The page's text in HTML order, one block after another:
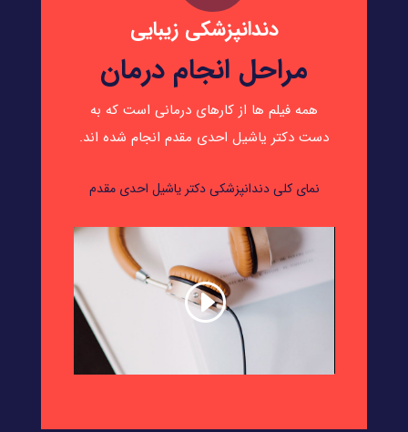
دندانپزشکی زیبایی
مراحل انجام درمان
همه فیلم ها از کارهای درمانی است که به
دست دکتر یاشیل احدی مقدم انجام شده اند.
نمای کلی دندانپزشکی دکتر یاشیل احدی مقدم